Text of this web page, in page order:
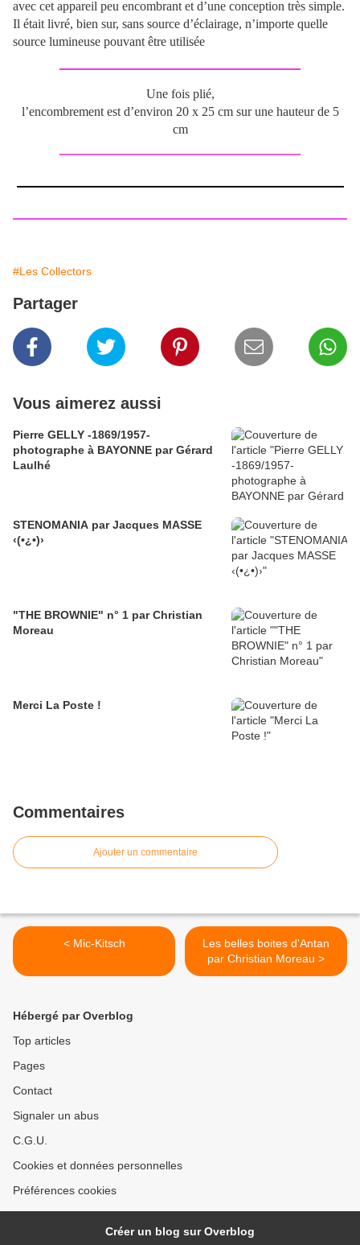
avec cet appareil peu encombrant et d’une conception très simple.
Il était livré, bien sur, sans source d’éclairage, n’importe quelle
source lumineuse pouvant être utilisée
Une fois plié,
l’encombrement est d’environ 20 x 25 cm sur une hauteur de 5
cm
#Les Collectors
Partager
Vous aimerez aussi
Pierre GELLY -1869/1957-
photographe à BAYONNE par Gérard
Laulhé
STENOMANIA par Jacques MASSE
‹(•¿•)›
"THE BROWNIE" n° 1 par Christian
Moreau
Merci La Poste !
Commentaires
Ajouter un commentaire
< Mic-Kitsch
Les belles boites d'Antan
par Christian Moreau >
Hébergé par Overblog
Top articles
Pages
Contact
Signaler un abus
C.G.U.
Cookies et données personnelles
Préférences cookies
Créer un blog sur Overblog